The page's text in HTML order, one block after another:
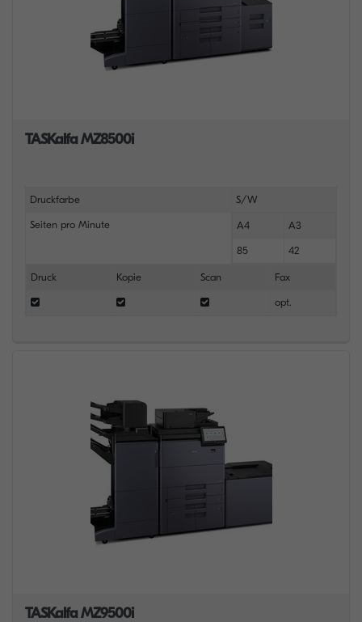
TASKalfa MZ8500i
Druckfarbe S/W
Seiten pro Minute A4 A3
85 42
Druck Kopie Scan Fax
opt.
TASKalfa MZ9500i